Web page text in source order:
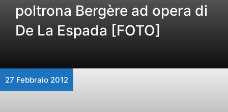
poltrona Bergère ad opera di
De La Espada [FOTO]
27 Febbraio 2012